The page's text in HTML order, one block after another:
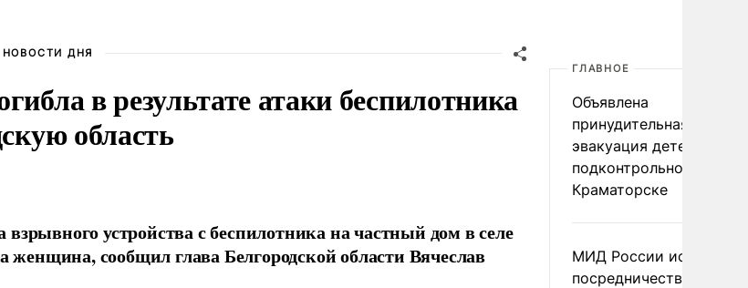
НОВОСТИ ДНЯ
в результате атаки беспилотника
область
взрывного устройства с беспилотника на частный дом в селе
женщина, сообщил глава Белгородской области Вячеслав
ГЛАВНОЕ
Объявлена
принудительная
эвакуация детей в
подконтрольном Киеву
Краматорске
МИД России исключил
посредничество